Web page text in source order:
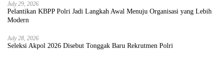
July 29, 2026
Pelantikan KBPP Polri Jadi Langkah Awal Menuju Organisasi yang Lebih
Modern
July 28, 2026
Seleksi Akpol 2026 Disebut Tonggak Baru Rekrutmen Polri